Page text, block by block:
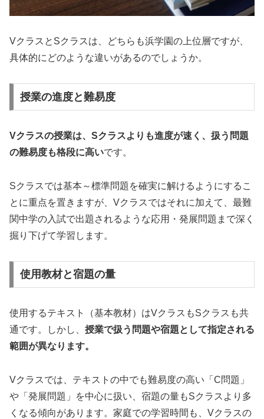
VクラスとSクラスは、どちらも浜学園の上位層ですが、
具体的にどのような違いがあるのでしょうか。
授業の進度と難易度
Vクラスの授業は、Sクラスよりも進度が速く、扱う問題
の難易度も格段に高いです。
Sクラスでは基本～標準問題を確実に解けるようにするこ
とに重点を置きますが、Vクラスではそれに加えて、最難
関中学の入試で出題されるような応用・発展問題まで深く
掘り下げて学習します。
使用教材と宿題の量
使用するテキスト（基本教材）はVクラスもSクラスも共
通です。しかし、 授業で扱う問題や宿題として指定される
範囲が異なります。
Vクラスでは、テキストの中でも難易度の高い「C問題」
や「発展問題」を中心に扱い、宿題の量もSクラスより多
くなる傾向があります。家庭での学習時間も、Vクラスの